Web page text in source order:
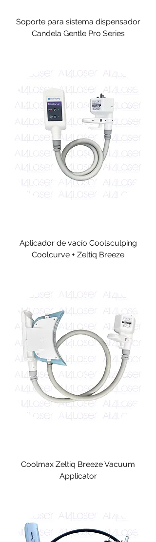
Soporte para sistema dispensador
Candela Gentle Pro Series
Aplicador de vacío Coolsculping
Coolcurve + Zeltiq Breeze
Coolmax Zeltiq Breeze Vacuum
Applicator